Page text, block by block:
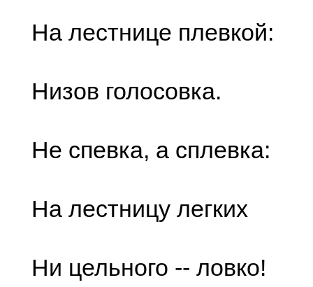
На лестнице плевкой:
Низов голосовка.
Не спевка, а сплевка:
На лестницу легких
Ни цельного -- ловко!